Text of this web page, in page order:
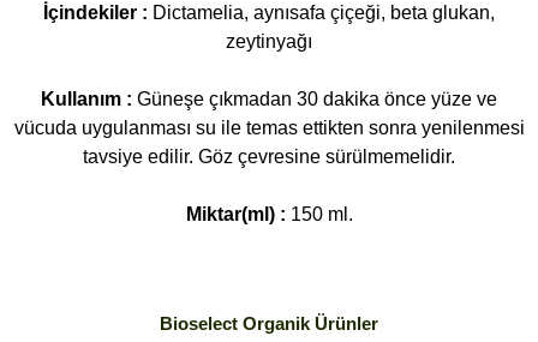
İçindekiler : Dictamelia, aynısafa çiçeği, beta glukan,
zeytinyağı
Kullanım : Güneşe çıkmadan 30 dakika önce yüze ve
vücuda uygulanması su ile temas ettikten sonra yenilenmesi
tavsiye edilir. Göz çevresine sürülmemelidir.
Miktar(ml) : 150 ml.
Bioselect Organik Ürünler